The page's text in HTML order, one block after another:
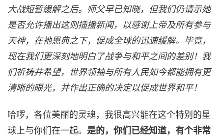
大战短暂缓解之后。师父早已知晓，但我们仍请示她
是否允许播出这则插播新闻，以感谢上帝及所有参与
天神，在祂恩典之下，促成全球的迅速缓解。毕竟，
现在我们更深刻地明白了战争与和平之间的差别！我
们祈祷并希望，世界领袖与所有人民如今都能拥有更
清晰的眼光，并作出正确的决定以促成世界和平！
哈啰，各位美丽的灵魂，我很高兴能在这个特别的星
球上与你们在一起。 是的，你们已经知道，有个非常